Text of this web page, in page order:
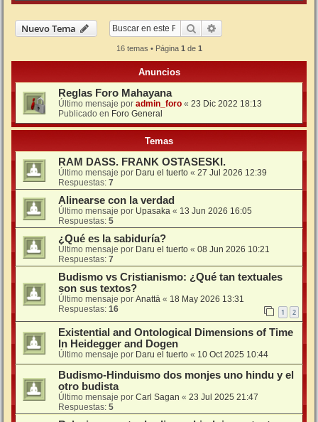
Nuevo Tema Buscar
16 temas • Página 1 de 1
Anuncios
Reglas Foro Mahayana
Último mensaje por admin_foro « 23 Dic 2022 18:13
Publicado en Foro General
Temas
RAM DASS. FRANK OSTASESKI.
Último mensaje por Daru el tuerto « 27 Jul 2026 12:39
Respuestas: 7
Alinearse con la verdad
Último mensaje por Upasaka « 13 Jun 2026 16:05
Respuestas: 5
¿Qué es la sabiduría?
Último mensaje por Daru el tuerto « 08 Jun 2026 10:21
Respuestas: 7
Budismo vs Cristianismo: ¿Qué tan textuales
son sus textos?
Último mensaje por Anattā « 18 May 2026 13:31
Respuestas: 16 1 2
Existential and Ontological Dimensions of Time
In Heidegger and Dogen
Último mensaje por Daru el tuerto « 10 Oct 2025 10:44
Budismo-Hinduismo dos monjes uno hindu y el
otro budista
Último mensaje por Carl Sagan « 23 Jul 2025 21:47
Respuestas: 5